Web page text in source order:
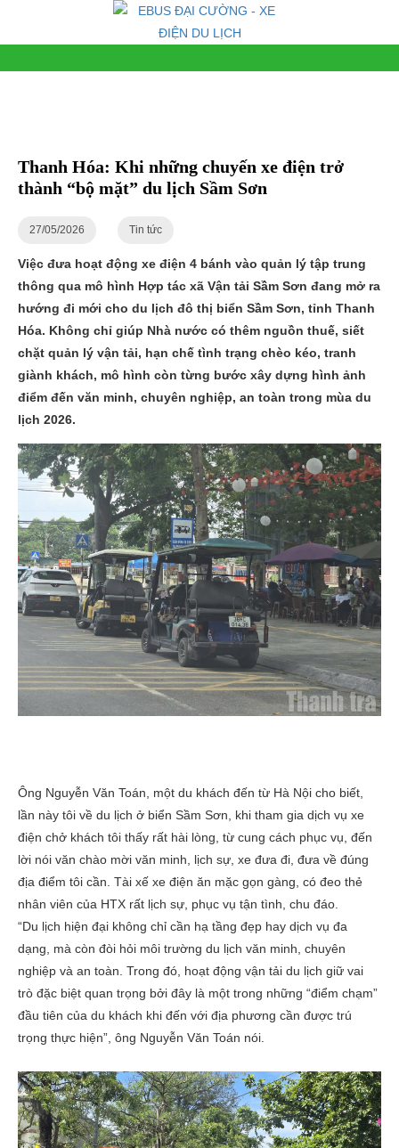
Thanh Hóa: Khi những chuyến xe điện trở
thành “bộ mặt” du lịch Sầm Sơn
27/05/2026 Tin tức
Việc đưa hoạt động xe điện 4 bánh vào quản lý tập trung
thông qua mô hình Hợp tác xã Vận tải Sầm Sơn đang mở ra
hướng đi mới cho du lịch đô thị biển Sầm Sơn, tỉnh Thanh
Hóa. Không chỉ giúp Nhà nước có thêm nguồn thuế, siết
chặt quản lý vận tải, hạn chế tình trạng chèo kéo, tranh
giành khách, mô hình còn từng bước xây dựng hình ảnh
điểm đến văn minh, chuyên nghiệp, an toàn trong mùa du
lịch 2026.
Ông Nguyễn Văn Toán, một du khách đến từ Hà Nội cho biết,
lần này tôi về du lịch ở biển Sầm Sơn, khi tham gia dịch vụ xe
điện chở khách tôi thấy rất hài lòng, từ cung cách phục vụ, đến
lời nói văn chào mời văn minh, lịch sự, xe đưa đi, đưa về đúng
địa điểm tôi cần. Tài xế xe điện ăn mặc gọn gàng, có đeo thẻ
nhân viên của HTX rất lịch sự, phục vụ tận tình, chu đáo.
“Du lịch hiện đại không chỉ cần hạ tầng đẹp hay dịch vụ đa
dạng, mà còn đòi hỏi môi trường du lịch văn minh, chuyên
nghiệp và an toàn. Trong đó, hoạt động vận tải du lịch giữ vai
trò đặc biệt quan trọng bởi đây là một trong những “điểm chạm”
đầu tiên của du khách khi đến với địa phương cần được trú
trọng thực hiện”, ông Nguyễn Văn Toán nói.